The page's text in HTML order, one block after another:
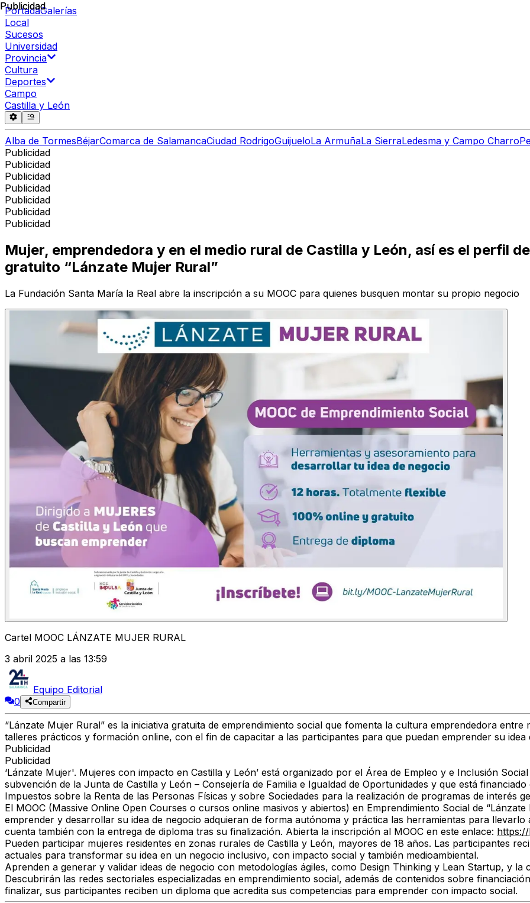
PortadaGalerías
Local
Sucesos
Universidad
Provincia
Cultura
Deportes
Campo
Castilla y León
Alba de TormesBéjarComarca de SalamancaCiudad RodrigoGuijueloLa ArmuñaLa SierraLedesma y Campo Charro
Publicidad
Publicidad
Publicidad
Publicidad
Publicidad
Publicidad
Publicidad
Publicidad
Mujer, emprendedora y en el medio rural de Castilla y León, así es el perfil
gratuito “Lánzate Mujer Rural”
La Fundación Santa María la Real abre la inscripción a su MOOC para quienes busquen montar su propio negocio
Cartel MOOC LÁNZATE MUJER RURAL
3 abril 2025 a las 13:59
Equipo Editorial
0
Compartir
“Lánzate Mujer Rural” es la iniciativa gratuita de emprendimiento social que fomenta la cultura emprendedora
talleres prácticos y formación online, con el fin de capacitar a las participantes para que puedan emprender su
Publicidad
Publicidad
‘Lánzate Mujer'. Mujeres con impacto en Castilla y León’ está organizado por el Área de Empleo y e Inclusión
subvención de la Junta de Castilla y León – Consejería de Familia e Igualdad de Oportunidades y que está
Impuestos sobre la Renta de las Personas Físicas y sobre Sociedades para la realización de programas de interés
El MOOC (Massive Online Open Courses o cursos online masivos y abiertos) en Emprendimiento Social de
emprender y desarrollar su idea de negocio adquieran de forma autónoma y práctica las herramientas para
cuenta también con la entrega de diploma tras su finalización. Abierta la inscripción al MOOC en este enlace:
Pueden participar mujeres residentes en zonas rurales de Castilla y León, mayores de 18 años. Las participantes
actuales para transformar su idea en un negocio inclusivo, con impacto social y también medioambiental.
Aprenden a generar y validar ideas de negocio con metodologías ágiles, como Design Thinking y Lean Startup, y la
Descubrirán las redes sectoriales especializadas en emprendimiento social, además de contenidos sobre
finalizar, sus participantes reciben un diploma que acredita sus competencias para emprender con impacto social.
Publicidad